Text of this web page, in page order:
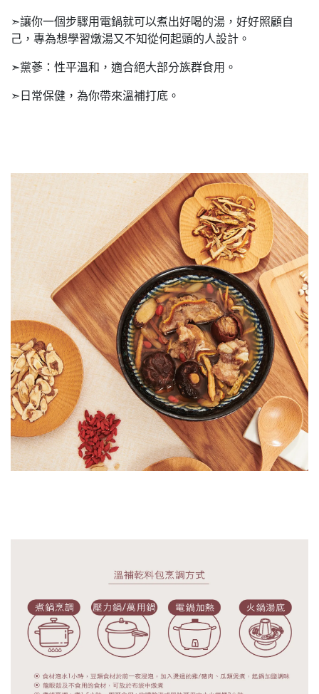
➣讓你一個步驟用電鍋就可以煮出好喝的湯，好好照顧自
己，專為想學習燉湯又不知從何起頭的人設計。
➣黨蔘：性平溫和，適合絕大部分族群食用。
➣日常保健，為你帶來溫補打底。